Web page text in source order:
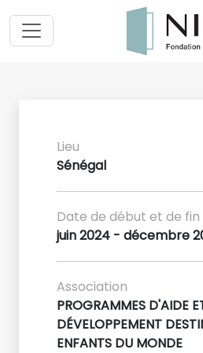
Lieu
Sénégal
Date de début et de fin
juin 2024 - décembre
Association
PROGRAMMES D'AIDE
DÉVELOPPEMENT
ENFANTS DU MONDE